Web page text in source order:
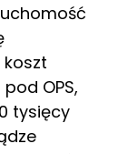
OPS,
tysięcy